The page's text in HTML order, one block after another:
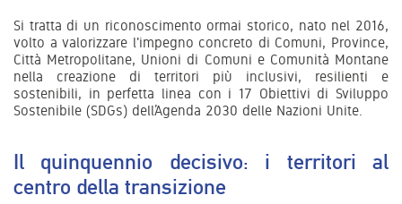
Si tratta di un riconoscimento ormai storico, nato nel 2016,
volto a valorizzare l'impegno concreto di Comuni, Province,
Città Metropolitane, Unioni di Comuni e Comunità Montane
nella creazione di territori più inclusivi, resilienti e
sostenibili, in perfetta linea con i 17 Obiettivi di Sviluppo
Sostenibile (SDGs) dell’Agenda 2030 delle Nazioni Unite.
Il quinquennio decisivo: i territori al
centro della transizione